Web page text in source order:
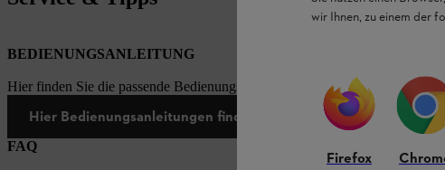
BEDIENUNGSANLEITUNG
Hier finden Sie die passende Bedienungsanleitungen zu unseren STIHL
Hier Bedienungsanleitungen finden
FAQ
wir Ihnen, zu einem der
Firefox